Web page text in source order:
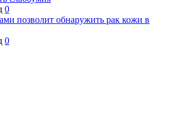
0
позволит обнаружить рак кожи в
0